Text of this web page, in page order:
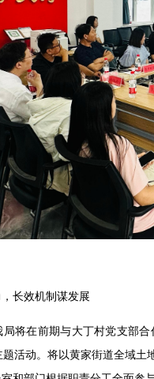
长效机制谋发展
将在前期与大丁村党支部
题活动。将以黄家街道全域